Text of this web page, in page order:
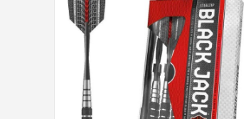
Unicorn
Red Dragon
Alle merken →